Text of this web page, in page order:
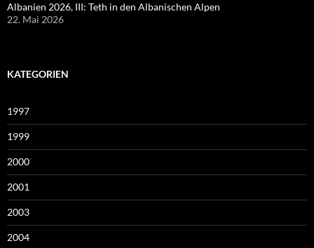
Albanien 2026, III: Teth in den Albanischen Alpen
22. Mai 2026
KATEGORIEN
1997
1999
2000
2001
2003
2004